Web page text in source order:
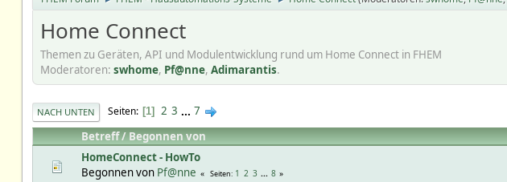
Home Connect
Themen zu Geräten, API und Modulentwicklung rund um Home Connect in FHEM
Moderatoren: swhome, Pf@nne, Adimarantis.
NACH UNTEN Seiten 1 2 3 ... 7
Betreff/Begonnen von
HomeConnect - HowTo
Begonnen von Pf@nne Seiten 1 2 3 ... 8